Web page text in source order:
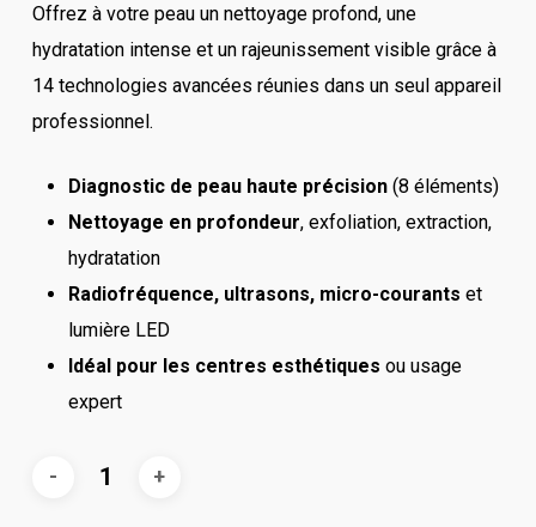
Offrez à votre peau un nettoyage profond, une
hydratation intense et un rajeunissement visible grâce à
14 technologies avancées réunies dans un seul appareil
professionnel.
Diagnostic de peau haute précision(8 éléments)
Nettoyage en profondeur, exfoliation, extraction,
hydratation
Radiofréquence, ultrasons, micro-courants et
lumière LED
Idéal pour les centres esthétiques ou usage
expert